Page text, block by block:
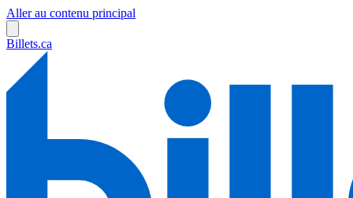
Aller au contenu principal
Billets.ca